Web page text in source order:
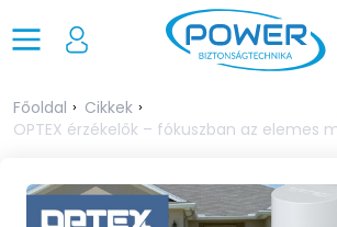
Főoldal
Cikkek
OPTEX érzékelők – fókuszban az elemes